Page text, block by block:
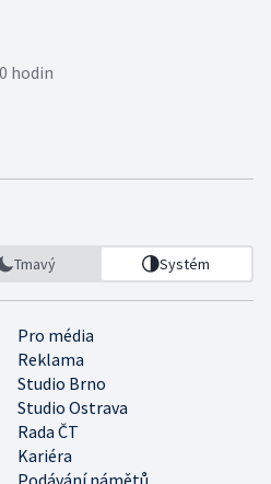
hodin
Tmavý Systém
Pro média
Reklama
Studio Brno
Studio Ostrava
Rada ČT
Kariéra
Podávání námětů